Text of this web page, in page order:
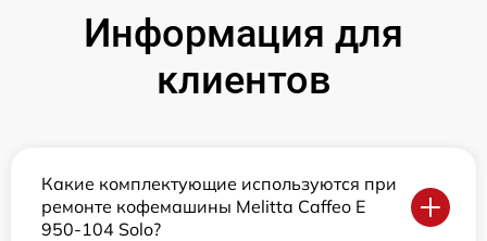
Информация для
клиентов
Какие комплектующие используются при
ремонте кофемашины Melitta Caffeo E
950-104 Solo?